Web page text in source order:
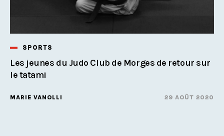
SPORTS
Les jeunes du Judo Club de Morges de retour sur
le tatami
MARIE VANOLLI 29 AOÛT 2020